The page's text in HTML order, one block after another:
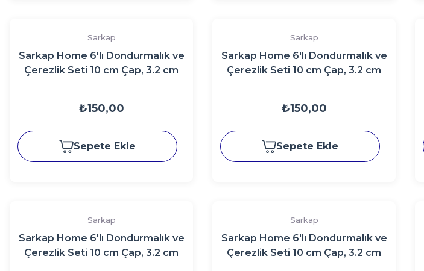
Sarkap
Sarkap Home 6'lı Dondurmalık ve
Çerezlik Seti 10 cm Çap, 3.2 cm
₺150,00
Sepete Ekle
Sarkap
Sarkap Home 6'lı Dondurmalık ve
Çerezlik Seti 10 cm Çap, 3.2 cm
₺150,00
Sepete Ekle
Sarkap
Sarkap Home 6'lı Dondurmalık ve
Çerezlik Seti 10 cm Çap, 3.2 cm
Sarkap
Sarkap Home 6'lı Dondurmalık ve
Çerezlik Seti 10 cm Çap, 3.2 cm